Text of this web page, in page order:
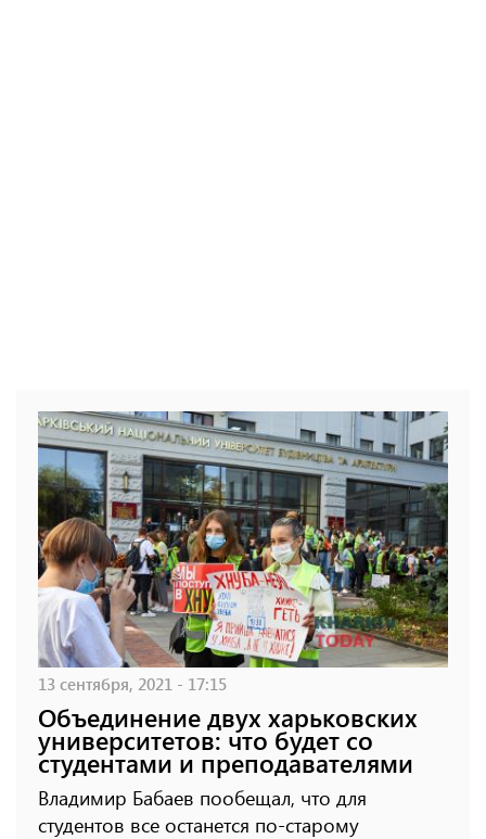
13 сентября, 2021 - 17:15
Объединение двух харьковских
университетов: что будет со
студентами и преподавателями
Владимир Бабаев пообещал, что для
студентов все останется по-старому